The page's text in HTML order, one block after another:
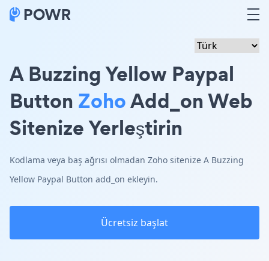
A Buzzing Yellow Paypal
Button ZohoAdd_on Web
Sitenize Yerleştirin
Kodlama veya baş ağrısı olmadan Zoho sitenize A Buzzing
Yellow Paypal Button add_on ekleyin.
Ücretsiz başlat